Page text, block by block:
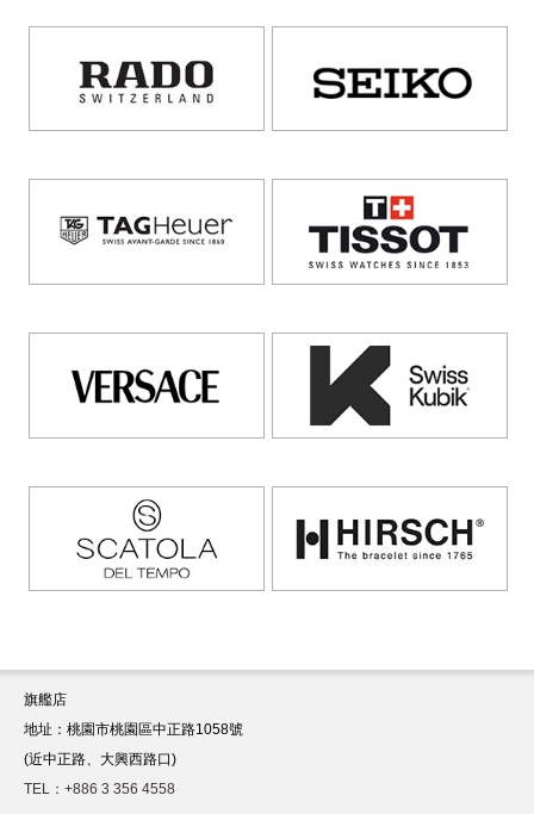
旗艦店
地址：桃園市桃園區中正路1058號
(近中正路、大興西路口)
TEL：+886 3 356 4558